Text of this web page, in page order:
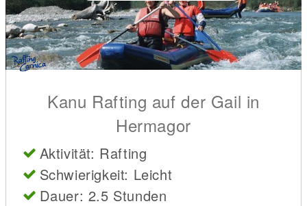
Kanu Rafting auf der Gail in
Hermagor
Aktivität: Rafting
Schwierigkeit: Leicht
Dauer: 2.5 Stunden